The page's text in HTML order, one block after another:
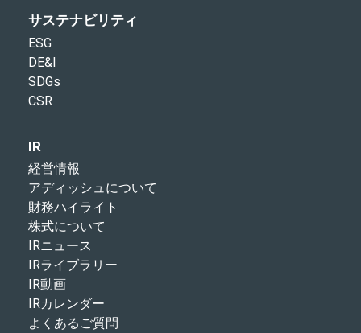
サステナビリティ
ESG
DE&I
SDGs
CSR
IR
経営情報
アディッシュについて
財務ハイライト
株式について
IRニュース
IRライブラリー
IR動画
IRカレンダー
よくあるご質問